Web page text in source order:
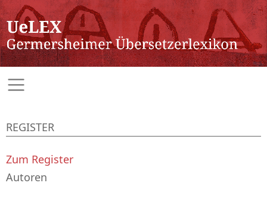
REGISTER
Zum Register
Autoren